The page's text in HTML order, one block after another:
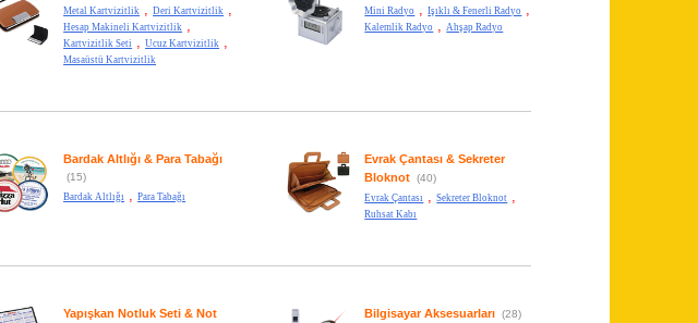
Metal Kartvizitlik ,Deri Kartvizitlik ,
Hesap Makineli Kartvizitlik ,
Kartvizitlik Seti ,Ucuz Kartvizitlik ,
Masaüstü Kartvizitlik
Mini Radyo ,Işıklı & Fenerli Radyo ,
Kalemlik Radyo ,Ahşap Radyo
Bardak Altlığı & Para Tabağı
(15)
Bardak Altlığı ,Para Tabağı
Evrak Çantası & Sekreter
Bloknot (40)
Evrak Çantası ,Sekreter Bloknot ,
Ruhsat Kabı
Yapışkan Notluk Seti & Not
Bilgisayar Aksesuarları (28)